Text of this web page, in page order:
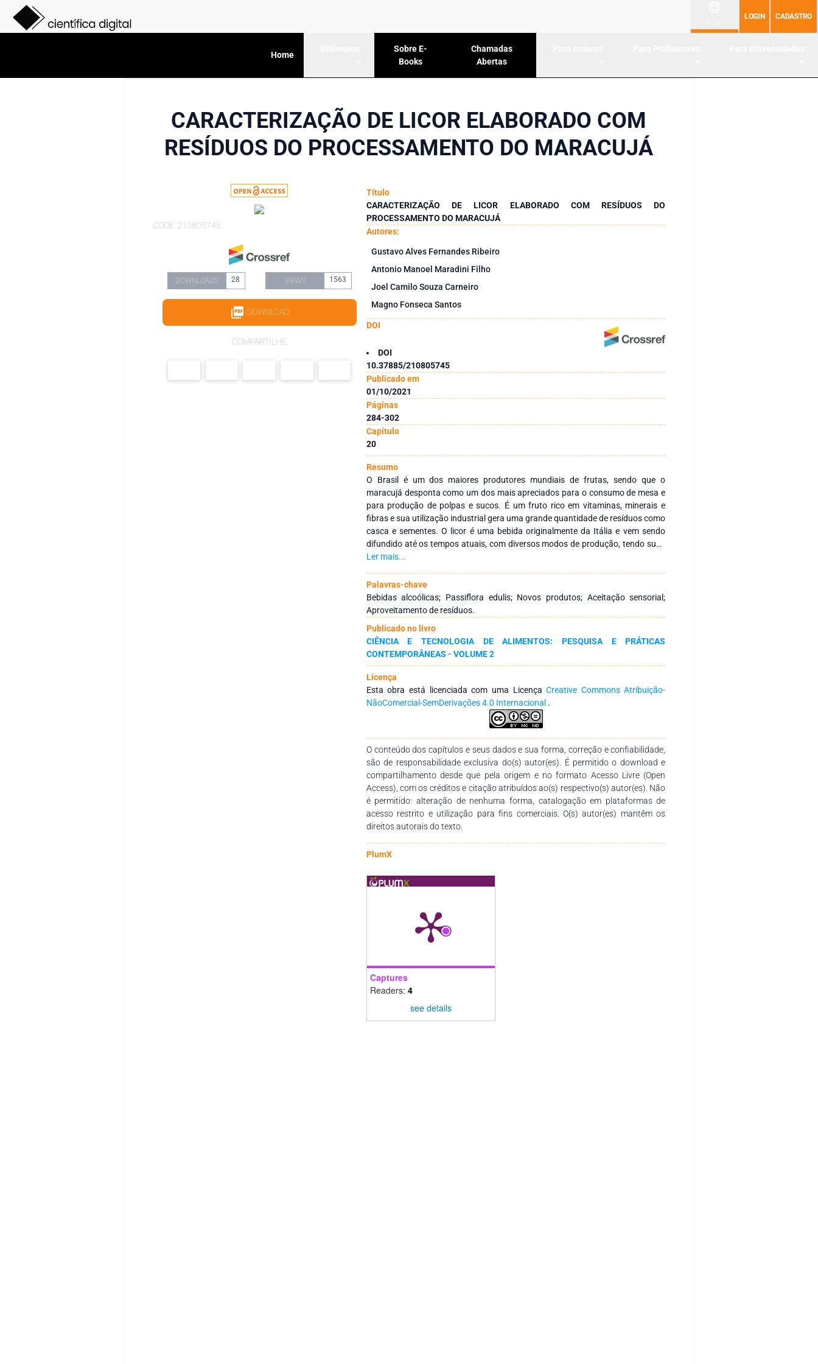
LOGIN CADASTRO
Home
Sobre E-
Books
Chamadas
Abertas
CARACTERIZAÇÃO DE LICOR ELABORADO COM
RESÍDUOS DO PROCESSAMENTO DO MARACUJÁ
CODE: 210805745
DOWNLOADS 28 VIEWS 1563
DOWNLOAD
COMPARTILHE
Título
CARACTERIZAÇÃO DE LICOR ELABORADO COM RESÍDUOS DO
PROCESSAMENTO DO MARACUJÁ
Autores:
Gustavo Alves Fernandes Ribeiro
Antonio Manoel Maradini Filho
Joel Camilo Souza Carneiro
Magno Fonseca Santos
DOI
DOI
10.37885/210805745
Publicado em
01/10/2021
Páginas
284-302
Capítulo
20
Resumo
O Brasil é um dos maiores produtores mundiais de frutas, sendo que o
maracujá desponta como um dos mais apreciados para o consumo de mesa e
para produção de polpas e sucos. É um fruto rico em vitaminas, minerais e
fibras e sua utilização industrial gera uma grande quantidade de resíduos como
casca e sementes. O licor é uma bebida originalmente da Itália e vem sendo
difundido até os tempos atuais, com diversos modos de produção, tendo suas
principais características relacionadas com técnicas de preparação, qualidade
regiões do mundo de forma industrial e até mesmo artesanal, agregando valor
à produção e aumentando a renda dos produtores rurais. Neste trabalho
propôs-se o aproveitamento dos subprodutos gerados pelas agroindústrias
produtoras de polpa de maracujá na fabricação de licor. Foram realizadas
análises da composição centesimal dos resíduos do maracujá. O licor foi
produzido variando o teor alcoólico final de 16, 20 e 24 ºGL, e o teor de açúcar
de 200, 270 e 340 gramas por litro. Também foram realizadas análises de cor,
pH, porcentagem de sólidos solúveis, teor alcoólico, densidade e viscosidade do
licor além de análises sensoriais com resultados positivos em relação à
aceitação do produto com média entre 7 e 8 na escala hedônica (gostei
moderadamente/gostei muito) e intenção de compra onde a maioria afirmaram
que certamente comprariam o produto.
Ler mais...
Palavras-chave
Bebidas alcoólicas; Passiflora edulis; Novos produtos; Aceitação sensorial;
Aproveitamento de resíduos.
Publicado no livro
CIÊNCIA E TECNOLOGIA DE ALIMENTOS: PESQUISA E PRÁTICAS
CONTEMPORÂNEAS - VOLUME 2
Licença
Esta obra está licenciada com uma LicençaCreative Commons Atribuição-
NãoComercial-SemDerivações 4.0 Internacional .
O conteúdo dos capítulos e seus dados e sua forma, correção e confiabilidade,
são de responsabilidade exclusiva do(s) autor(es). É permitido o download e
compartilhamento desde que pela origem e no formato Acesso Livre (Open
Access), com os créditos e citação atribuídos ao(s) respectivo(s) autor(es). Não
é permitido: alteração de nenhuma forma, catalogação em plataformas de
acesso restrito e utilização para fins comerciais. O(s) autor(es) mantêm os
direitos autorais do texto.
PlumX
Captures
Readers: 4
see details